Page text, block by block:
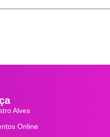
Alves
Online